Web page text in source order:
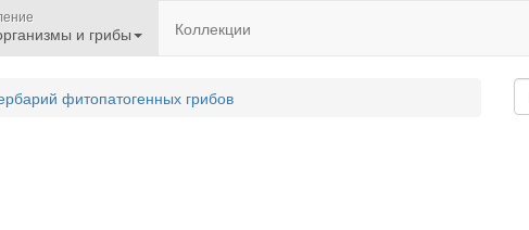
и грибы Коллекции
фитопатогенных грибов